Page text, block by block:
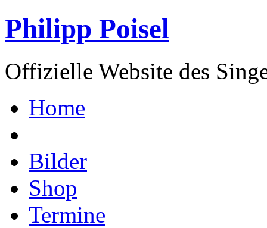
Philipp Poisel
Offizielle Website des
Home
Bilder
Shop
Termine